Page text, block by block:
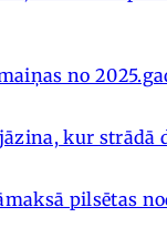
no
kur strādā
pilsētas